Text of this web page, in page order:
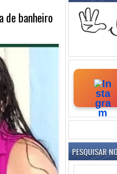
de banheiro
PESQUISAR